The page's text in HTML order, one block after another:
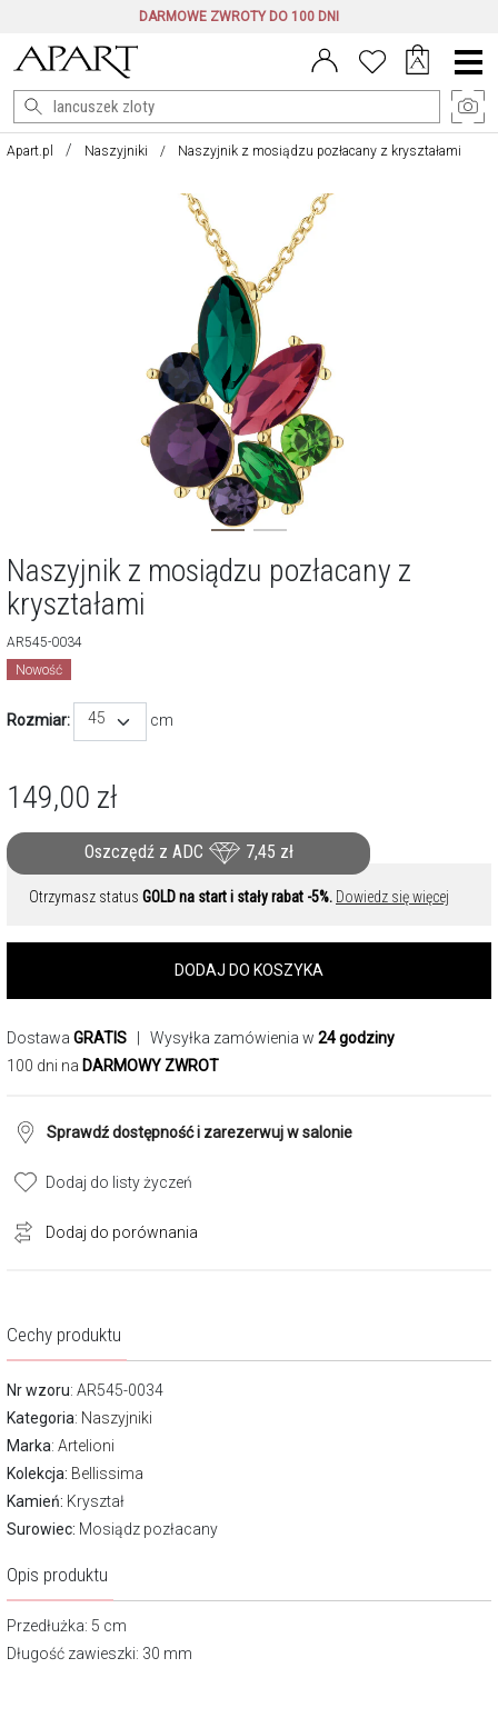
DARMOWE ZWROTY DO 100 DNI
Menu
główne
Apart.pl Naszyjniki Naszyjnik z mosiądzu pozłacany z kryształami
Naszyjnik z mosiądzu pozłacany z
kryształami
AR545-0034
Nowość
Rozmiar: 45 cm
149,00 zł
Oszczędź z ADC 7,45 zł
Otrzymasz status GOLD na start i stały rabat -5%. Dowiedz się więcej
DODAJ DO KOSZYKA
Dostawa GRATIS | Wysyłka zamówienia w 24 godziny
100 dni na DARMOWY ZWROT
Sprawdź dostępność i zarezerwuj w salonie
Dodaj do listy życzeń
Dodaj do porównania
Cechy produktu
Nr wzoru: AR545-0034
Kategoria: Naszyjniki
Marka: Artelioni
Kolekcja: Bellissima
Kamień: Kryształ
Surowiec: Mosiądz pozłacany
Opis produktu
Przedłużka: 5 cm
Długość zawieszki: 30 mm